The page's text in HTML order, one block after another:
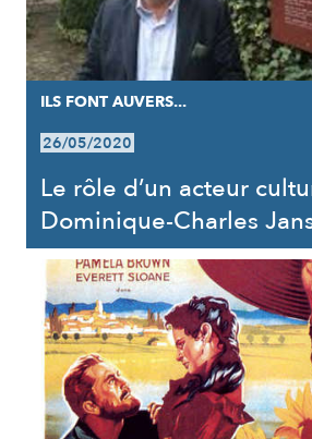
ILS FONT AUVERS...
26/05/2020
Le rôle d’un acteur
Dominique-Charles